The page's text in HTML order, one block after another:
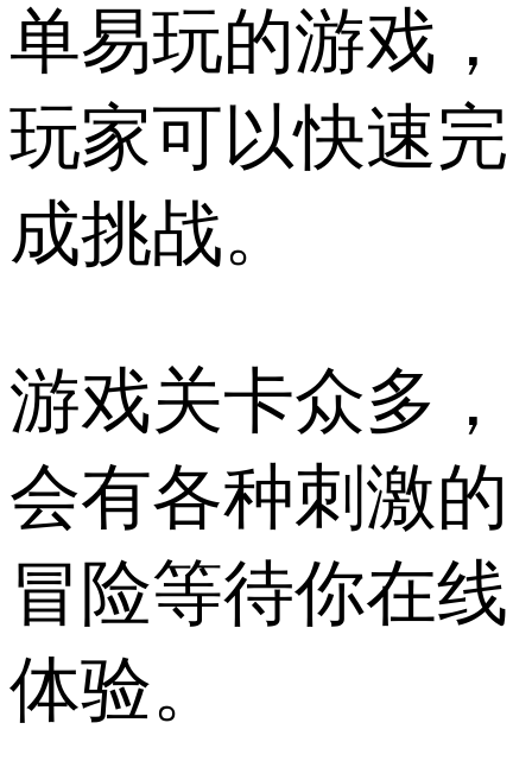
单易玩的游戏，
玩家可以快速完
成挑战。
游戏关卡众多，
会有各种刺激的
冒险等待你在线
体验。